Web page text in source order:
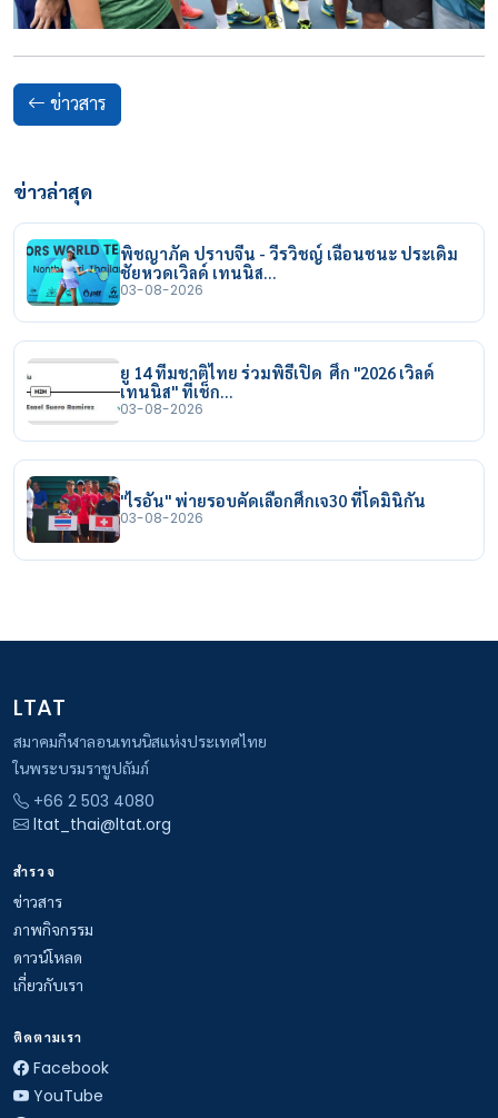
ข่าวสาร
ข่าวล่าสุด
พิชญาภัค ปราบจีน - วีรวิชญ์ เฉือนชนะ ประเดิม
ชัยหวดเวิลด์ เทนนิส…
03-08-2026
ยู 14 ทีมชาติไทย ร่วมพิธีเปิด ศึก "2026 เวิลด์
เทนนิส" ที่เช็ก…
03-08-2026
"ไรอัน" พ่ายรอบคัดเลือกศึกเจ30 ที่โดมินิกัน
03-08-2026
LTAT
สมาคมกีฬาลอนเทนนิสแห่งประเทศไทย
ในพระบรมราชูปถัมภ์
+66 2 503 4080
ltat_thai@ltat.org
สำรวจ
ข่าวสาร
ภาพกิจกรรม
ดาวน์โหลด
เกี่ยวกับเรา
ติดตามเรา
Facebook
YouTube